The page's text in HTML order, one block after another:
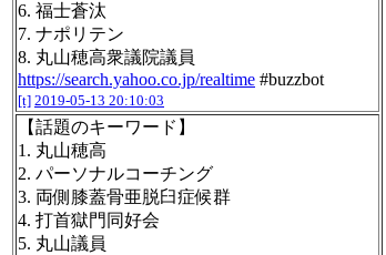
6. 福士蒼汰
7. ナポリテン
8. 丸山穂高衆議院議員
https://search.yahoo.co.jp/realtime #buzzbot
[t] 2019-05-13 20:10:03
【話題のキーワード】
1. 丸山穂高
2. パーソナルコーチング
3. 両側膝蓋骨亜脱臼症候群
4. 打首獄門同好会
5. 丸山議員